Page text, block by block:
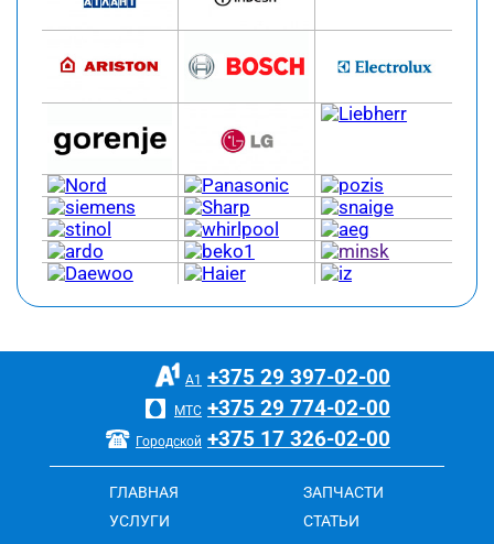
А1 +375 29 397-02-00
МТС +375 29 774-02-00
Городской +375 17 326-02-00
ГЛАВНАЯ
УСЛУГИ
ЗАПЧАСТИ
СТАТЬИ